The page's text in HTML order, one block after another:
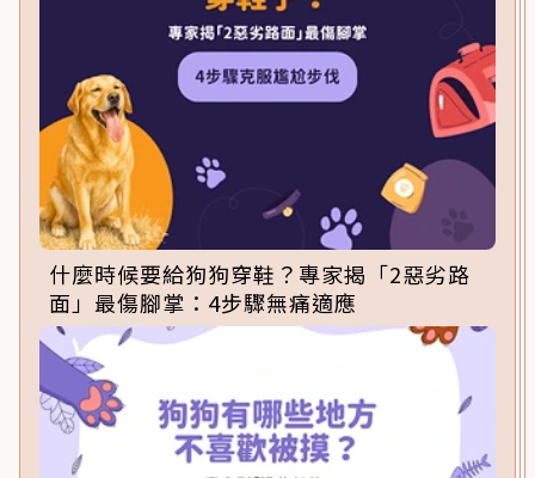
什麼時候要給狗狗穿鞋？專家揭「2惡劣路
面」最傷腳掌：4步驟無痛適應